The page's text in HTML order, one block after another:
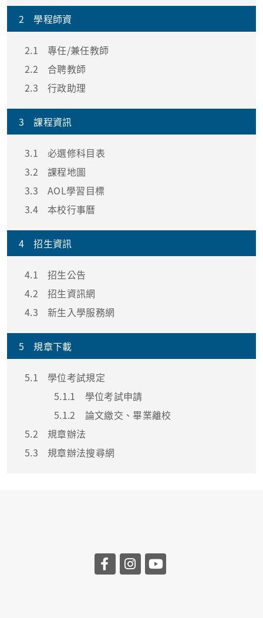
2 學程師資
2.1
專任/兼任教師
2.2
合聘教師
2.3
行政助理
3 課程資訊
3.1
必選修科目表
3.2
課程地圖
3.3
AOL學習目標
3.4
本校行事曆
4 招生資訊
4.1
招生公告
4.2
招生資訊網
4.3
新生入學服務網
5 規章下載
5.1
學位考試規定
5.1.1
學位考試申請
5.1.2
論文繳交、畢業離校
5.2
規章辦法
5.3
規章辦法搜尋網